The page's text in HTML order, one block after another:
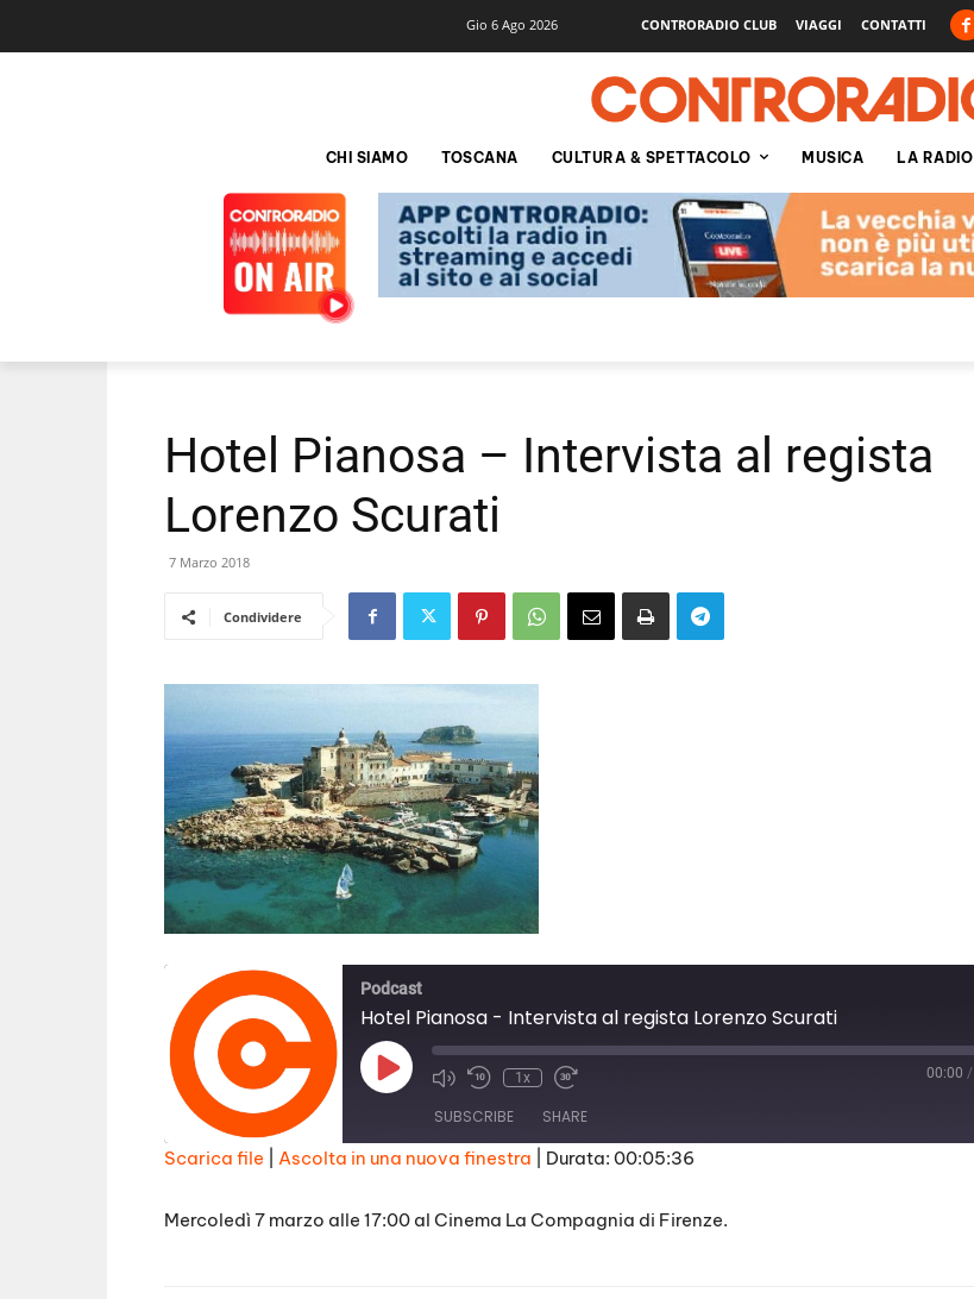
Gio 6 Ago 2026 CONTRORADIO CLUB VIAGGI CONTATTI
CHI SIAMO TOSCANA CULTURA & SPETTACOLO MUSICA LA RADIO
Hotel Pianosa – Intervista al regista
Lorenzo Scurati
7 Marzo 2018
Condividere
Podcast
Hotel Pianosa - Intervista al regista Lorenzo Scurati
Play
Episode
1x 00:00 /
SUBSCRIBE SHARE
RSS FEED
Scarica file Ascolta in una nuova finestra Durata: 00:05:36
Mercoledì 7 marzo alle 17:00 al Cinema La Compagnia di Firenze.